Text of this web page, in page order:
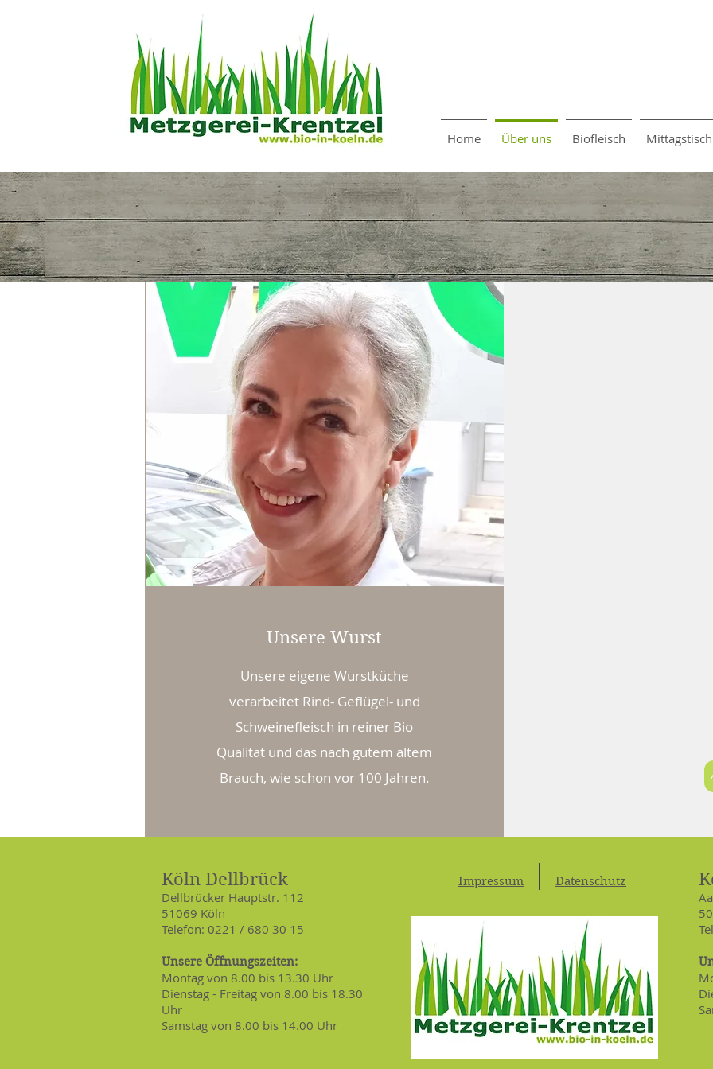
Home Über uns Biofleisch Mittagstisch
Unsere Wurst
Unsere eigene Wurstküche
verarbeitet Rind- Geflügel- und
Schweinefleisch in reiner Bio
Qualität und das nach gutem altem
Brauch, wie schon vor 100 Jahren.
Köln Dellbrück
Dellbrücker Hauptstr. 112
51069 Köln
Telefon: 0221 / 680 30 15
Unsere Öffnungszeiten:
Montag von 8.00 bis 13.30 Uhr
Dienstag - Freitag von 8.00 bis 18.30
Uhr
Samstag von 8.00 bis 14.00 Uhr
Impressum Datenschutz